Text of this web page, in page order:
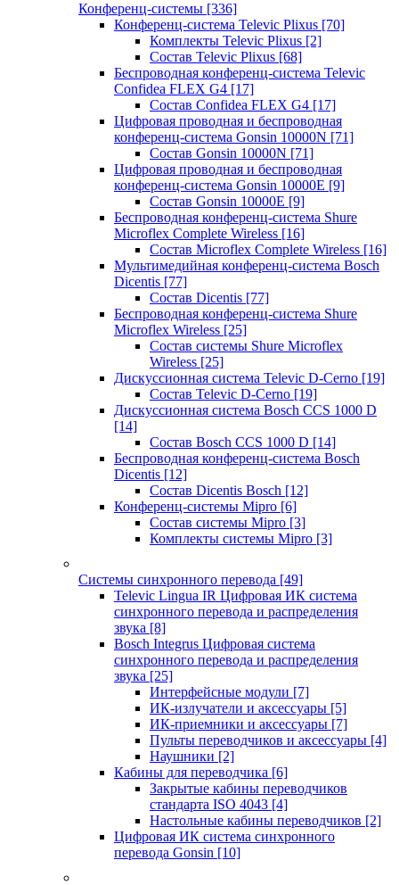
Конференц-системы [336]
Конференц-система Televic Plixus [70]
Комплекты Televic Plixus [2]
Состав Televic Plixus [68]
Беспроводная конференц-система Televic
Confidea FLEX G4 [17]
Состав Confidea FLEX G4 [17]
Цифровая проводная и беспроводная
конференц-система Gonsin 10000N [71]
Состав Gonsin 10000N [71]
Цифровая проводная и беспроводная
конференц-система Gonsin 10000E [9]
Состав Gonsin 10000E [9]
Беспроводная конференц-система Shure
Microflex Complete Wireless [16]
Состав Microflex Complete Wireless [16]
Мультимедийная конференц-система Bosch
Dicentis [77]
Состав Dicentis [77]
Беспроводная конференц-система Shure
Microflex Wireless [25]
Состав системы Shure Microflex
Wireless [25]
Дискуссионная система Televic D-Cerno [19]
Состав Televic D-Cerno [19]
Дискуссионная система Bosch CCS 1000 D
[14]
Состав Bosch CCS 1000 D [14]
Беспроводная конференц-система Bosch
Dicentis [12]
Состав Dicentis Bosch [12]
Конференц-системы Mipro [6]
Состав системы Mipro [3]
Комплекты системы Mipro [3]
Системы синхронного перевода [49]
Televic Lingua IR Цифровая ИК система
синхронного перевода и распределения
звука [8]
Bosch Integrus Цифровая система
синхронного перевода и распределения
звука [25]
Интерфейсные модули [7]
ИК-излучатели и аксессуары [5]
ИК-приемники и аксессуары [7]
Пульты переводчиков и аксессуары [4]
Наушники [2]
Кабины для переводчика [6]
Закрытые кабины переводчиков
стандарта ISO 4043 [4]
Настольные кабины переводчиков [2]
Цифровая ИК система синхронного
перевода Gonsin [10]